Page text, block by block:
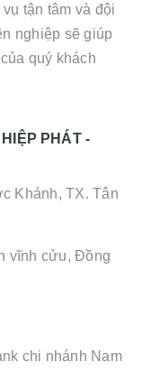
tận tâm và đội
nghiệp sẽ giúp
quý khách
PHÁT -
Khánh, TX. Tân
vĩnh cửu, Đồng
chi nhánh Nam